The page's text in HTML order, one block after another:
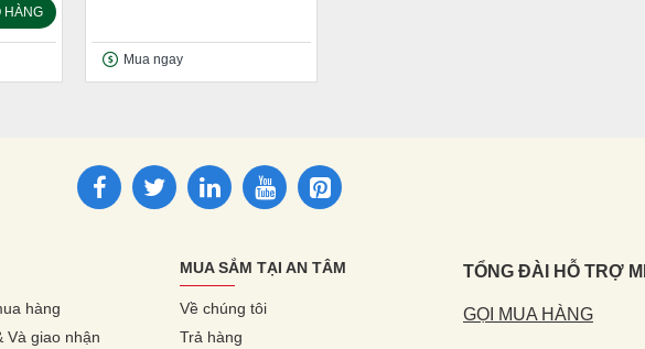
HÀNG
Mua ngay
hàng
Và giao nhận
MUA SẮM TẠI AN TÂM
Về chúng tôi
Trả hàng
TỔNG ĐÀI HỖ TRỢ
GỌI MUA HÀNG